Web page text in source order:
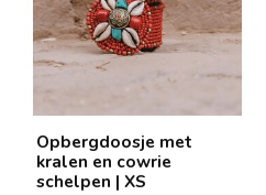
Opbergdoosje met
kralen en cowrie
schelpen | XS